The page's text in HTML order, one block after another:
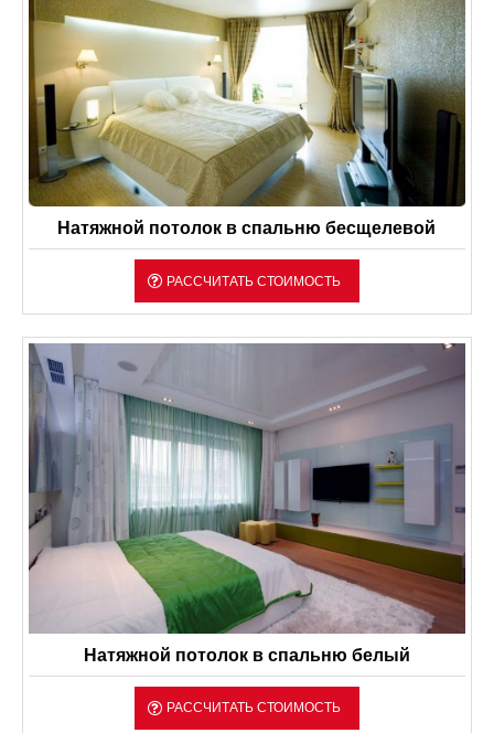
Натяжной потолок в спальню бесщелевой
РАССЧИТАТЬ СТОИМОСТЬ
Натяжной потолок в спальню белый
РАССЧИТАТЬ СТОИМОСТЬ